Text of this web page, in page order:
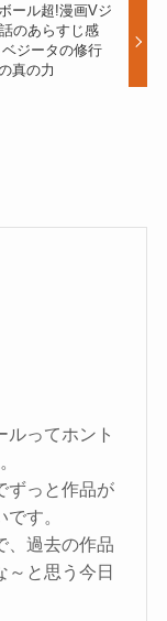
ール超!漫画Vジ
のあらすじ感
ジータの修行
真の力
ルってホント
ずっと作品が
す。
、過去の作品
～と思う今日